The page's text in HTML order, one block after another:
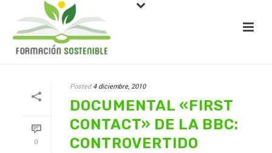
0
Posted 4 diciembre, 2010
DOCUMENTAL «FIRST
CONTACT» DE LA BBC:
CONTROVERTIDO